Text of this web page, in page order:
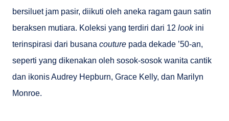
bersiluet jam pasir, diikuti oleh aneka ragam gaun satin
beraksen mutiara. Koleksi yang terdiri dari 12 lookini
terinspirasi dari busana couture pada dekade ’50-an,
seperti yang dikenakan oleh sosok-sosok wanita cantik
dan ikonis Audrey Hepburn, Grace Kelly, dan Marilyn
Monroe.